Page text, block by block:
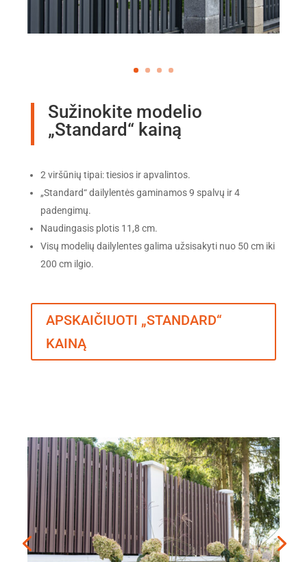
Sužinokite modelio
„Standard“ kainą
2 viršūnių tipai: tiesios ir apvalintos.
„Standard“ dailylentės gaminamos 9 spalvų ir 4
padengimų.
Naudingasis plotis 11,8 cm.
Visų modelių dailylentes galima užsisakyti nuo 50 cm iki
200 cm ilgio.
APSKAIČIUOTI „STANDARD“
KAINĄ